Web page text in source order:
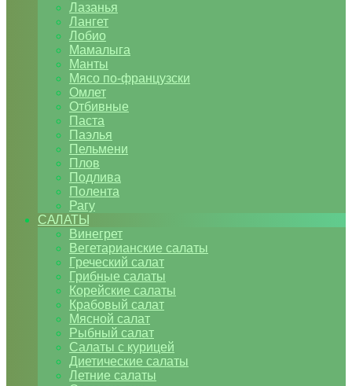
Лазанья
Лангет
Лобио
Мамалыга
Манты
Мясо по-французски
Омлет
Отбивные
Паста
Паэлья
Пельмени
Плов
Подлива
Полента
Рагу
САЛАТЫ
Винегрет
Вегетарианские салаты
Греческий салат
Грибные салаты
Корейские салаты
Крабовый салат
Мясной салат
Рыбный салат
Салаты с курицей
Диетические салаты
Летние салаты